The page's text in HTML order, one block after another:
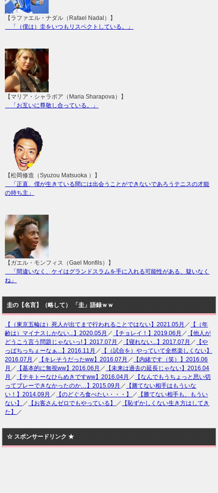
【ラファエル・ナダル（Rafael Nadal）】
「（僕は）圭をいつもリスペクトしている。」
【マリア・シャラポア（Maria Sharapova）】
「お互いに尊敬し合っている。」
【松岡修造（Syuzou Matsuoka ）】
「正直、僕が生きている間には出会うことができないであろうテニスの才能
の持ち主」
【ガエル・モンフィス（Gael Monfils）】
「間違いなく、ケイはグランドスラムを手に入れる可能性がある、疑いなく
ね」
圭の【名言】（略して） 「圭」語録ｗｗ
【（東京五輪は）死人が出てまで行われることではない】2021.05月 ／
【（年
齢は）マイナスしかない...】2020.05月 ／ 【チョレイ！】2019.06月 ／
【他人が
どうこう言う問題じゃないっ! 】2017.07月 ／ 【寝れない...】2017.07月 ／
【や
っぱちっちぇーなぁ...】2016.11月 ／
【（試合を）やっていて全然楽しくない】
2016.07月 ／ 【キレそうだったww】2016.07月 ／
【内緒です（笑）】2016.06
月 ／ 【基本的に無視ww】2016.06月 ／
【未来は過去の延長じゃない】2016.04
月 ／ 【テキトーなひらめきですww】2016.04月 ／
【なんでもうちょっと思い切
ってプレーできなかったのか…】2015.09月 ／
【勝てない相手はもういな
い！】2014.09月 ／ 【のどぐろ食べたい・・・】 ／
【勝てない相手も、もうい
ない】
／ 【お客さんゼロでもやっている】 ／
【恥ずかしくない生き方はしてき
た】
／
☆ スポンサードリンク ★